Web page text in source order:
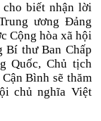
cho biết nhận lời
ương Đảng
Cộng hòa xã hội
Bí thư Ban Chấp
Quốc, Chủ tịch
Bình sẽ thăm
chủ nghĩa Việt